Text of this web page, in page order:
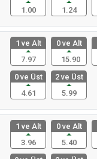
1.00
1.24
1 ve Alt
7.97
0 ve Alt
15.90
0 ve Üst
4.61
2 ve Üst
5.99
1 ve Alt
3.96
0 ve Alt
5.40